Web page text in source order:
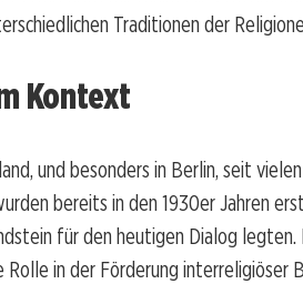
Traditionen der
Kontext
und besonders in Berlin, seit
bereits in den 1930er Jahren
für den heutigen Dialog legten.
in der Förderung interreligiöser